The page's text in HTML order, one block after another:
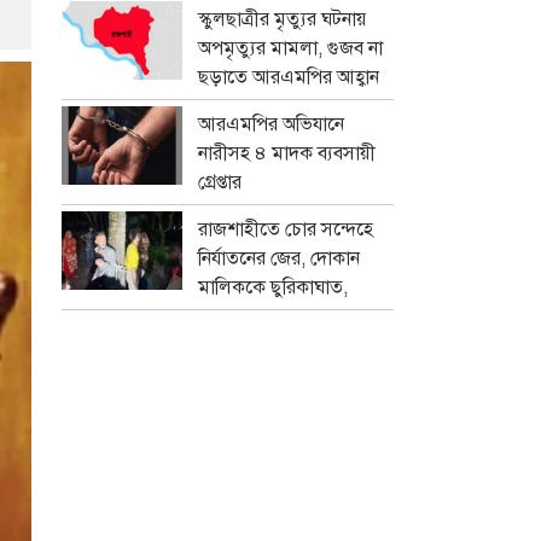
স্কুলছাত্রীর মৃত্যুর ঘটনায়
অপমৃত্যুর মামলা, গুজব না
ছড়াতে আরএমপির আহ্বান
আরএমপির অভিযানে
নারীসহ ৪ মাদক ব্যবসায়ী
গ্রেপ্তার
রাজশাহীতে চোর সন্দেহে
নির্যাতনের জের, দোকান
মালিককে ছুরিকাঘাত,
মামলা